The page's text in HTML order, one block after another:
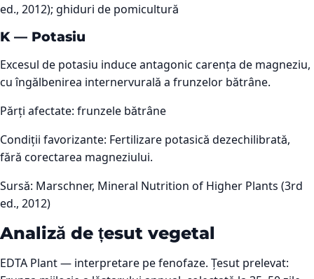
ed., 2012); ghiduri de pomicultură
K — Potasiu
Excesul de potasiu induce antagonic carența de magneziu,
cu îngălbenirea internervurală a frunzelor bătrâne.
Părți afectate: frunzele bătrâne
Condiții favorizante: Fertilizare potasică dezechilibrată,
fără corectarea magneziului.
Sursă: Marschner, Mineral Nutrition of Higher Plants (3rd
ed., 2012)
Analiză de țesut vegetal
EDTA Plant — interpretare pe fenofaze. Țesut prelevat: